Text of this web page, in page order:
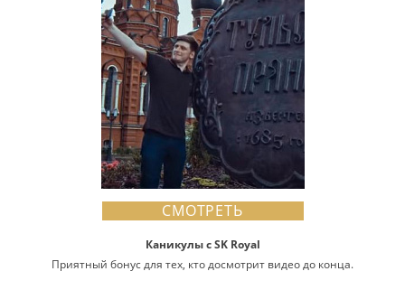
СМОТРЕТЬ
Каникулы с SK Royal
Приятный бонус для тех, кто досмотрит видео до конца.